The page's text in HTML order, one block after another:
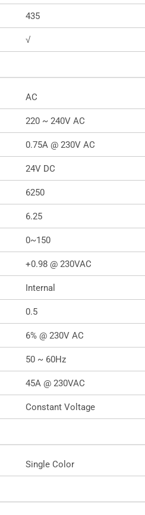
435
√
AC
220 ~ 240V AC
0.75A @ 230V AC
24V DC
6250
6.25
0~150
+0.98 @ 230VAC
Internal
0.5
6% @ 230V AC
50 ~ 60Hz
45A @ 230VAC
Constant Voltage
Single Color